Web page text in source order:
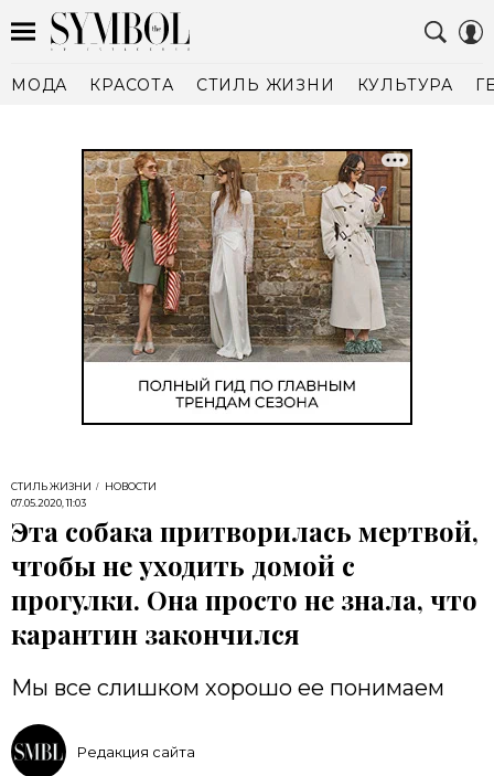
МОДА КРАСОТА СТИЛЬ ЖИЗНИ КУЛЬТУРА
СТИЛЬ ЖИЗНИ
НОВОСТИ
07.05.2020, 11:03
Эта собака притворилась мертвой,
чтобы не уходить домой с
прогулки. Она просто не знала, что
карантин закончился
Мы все слишком хорошо ее понимаем
Редакция сайта